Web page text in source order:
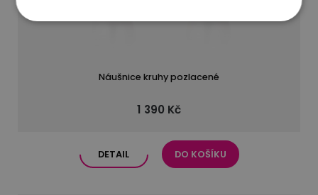
Náušnice kruhy pozlacené
1 390 Kč
DETAIL DO KOŠÍKU